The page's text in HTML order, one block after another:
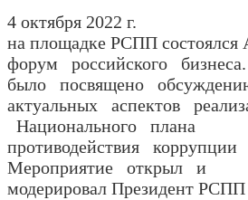
4 октября 2022 г.
на площадке РСПП
форум российского
было посвящено
актуальных аспектов
Национального плана
противодействия
Мероприятие открыл и
модерировал Президент